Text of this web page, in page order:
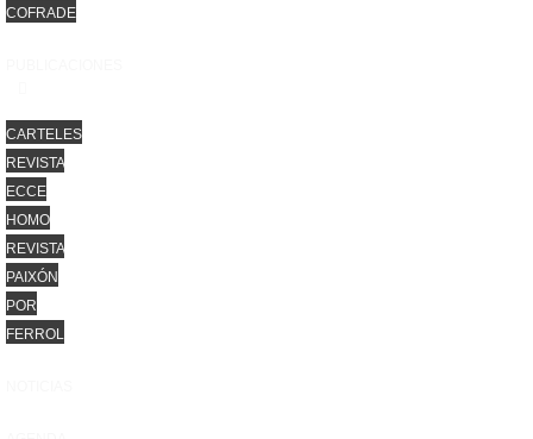
COFRADE
CARTELES
REVISTA
ECCE
HOMO
REVISTA
PAIXÓN
POR
FERROL